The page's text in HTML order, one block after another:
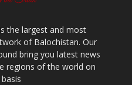
the largest and most
of Balochistan. Our
bring you latest news
regions of the world on